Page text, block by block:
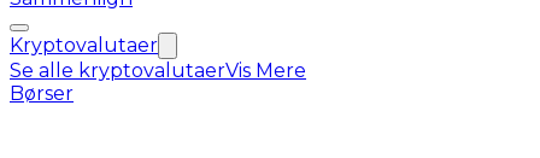
Kryptovalutaer
Se alle kryptovalutaerVis Mere
Børser